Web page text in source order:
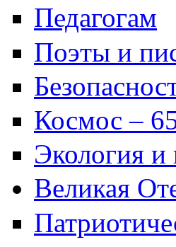
Педагогам
Поэты и
Космос –
Экология и
Великая